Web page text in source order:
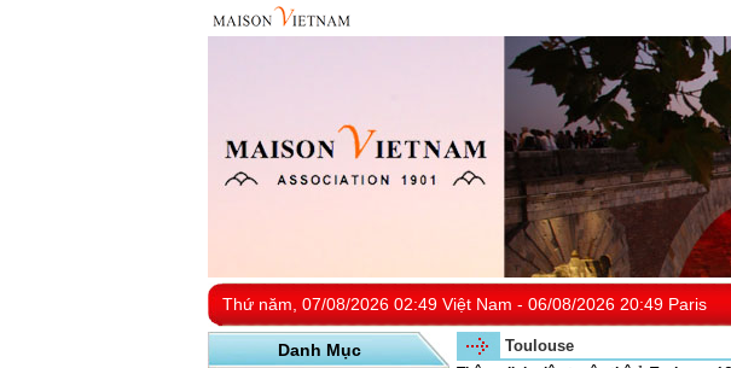
Thứ năm, 07/08/2026 02:49 Việt Nam - 06/08/2026 20:49 Paris
Danh Mục Toulouse